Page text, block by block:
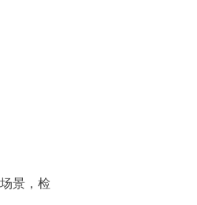
景，检